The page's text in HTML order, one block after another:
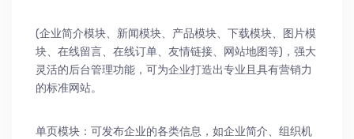
(企业简介模块、新闻模块、产品模块、下载模块、图片模
块、在线留言、在线订单、友情链接、网站地图等)，强大
灵活的后台管理功能，可为企业打造出专业且具有营销力
的标准网站。
单页模块：可发布企业的各类信息，如企业简介、组织机